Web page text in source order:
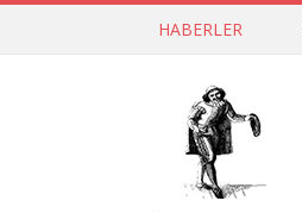
HABERLER